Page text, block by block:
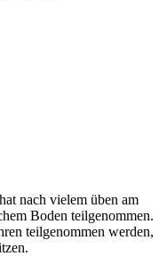
nach vielem üben am
Boden teilgenommen.
teilgenommen werden,